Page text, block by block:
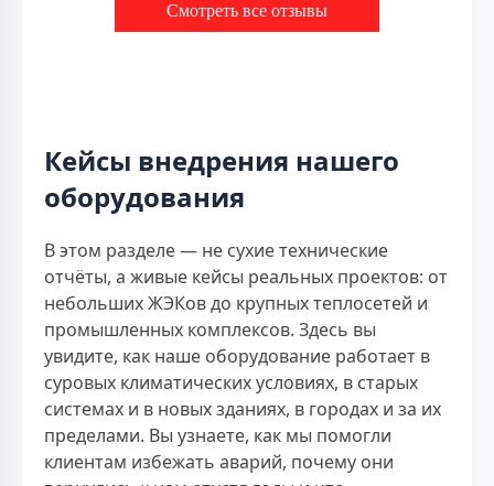
Смотреть все отзывы
Кейсы внедрения нашего
оборудования
В этом разделе — не сухие технические
отчёты, а живые кейсы реальных проектов: от
небольших ЖЭКов до крупных теплосетей и
промышленных комплексов. Здесь вы
увидите, как наше оборудование работает в
суровых климатических условиях, в старых
системах и в новых зданиях, в городах и за их
пределами. Вы узнаете, как мы помогли
клиентам избежать аварий, почему они